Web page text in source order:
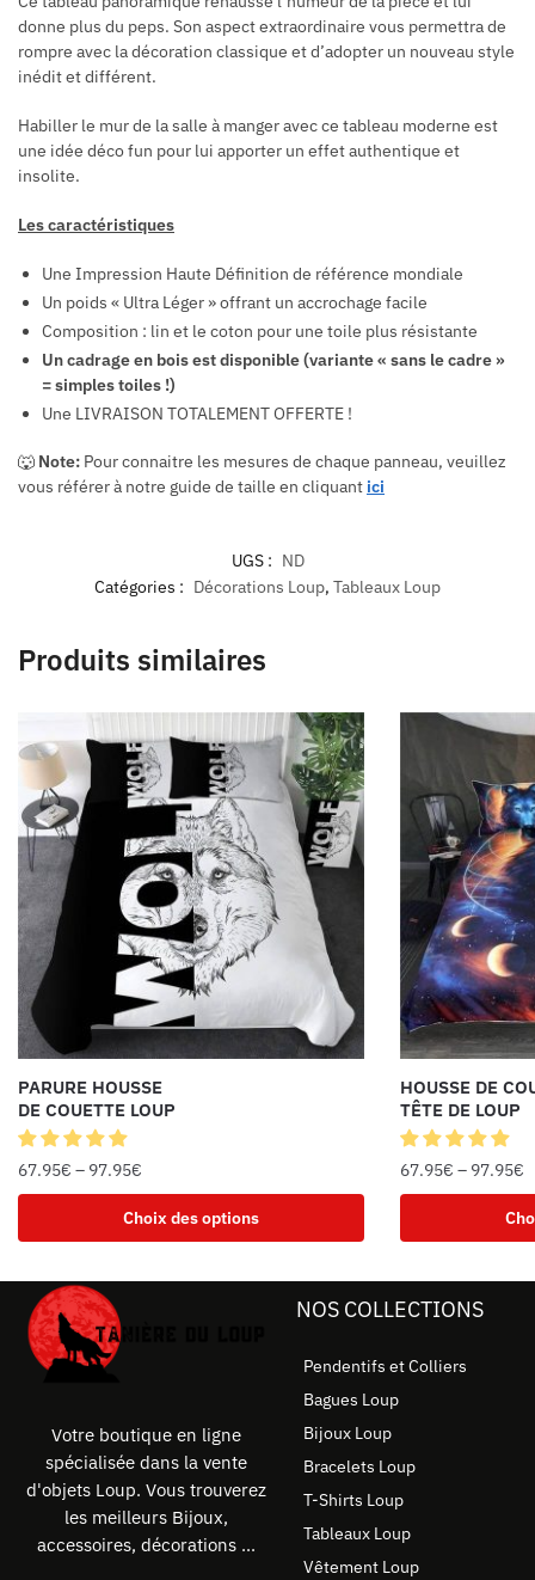
donne plus du peps. Son aspect extraordinaire vous permettra de
rompre avec la décoration classique et d’adopter un nouveau style
inédit et différent.
Habiller le mur de la salle à manger avec ce tableau moderne est
une idée déco fun pour lui apporter un effet authentique et
insolite.
Les caractéristiques
Une Impression Haute Définition de référence mondiale
Un poids « Ultra Léger » offrant un accrochage facile
Composition : lin et le coton pour une toile plus résistante
Un cadrage en bois est disponible (variante « sans le cadre »
= simples toiles !)
Une LIVRAISON TOTALEMENT OFFERTE !
🐺 Note: Pour connaitre les mesures de chaque panneau, veuillez
vous référer à notre guide de taille en cliquant ici
UGS : ND
Catégories : Décorations Loup, Tableaux Loup
Produits similaires
PARURE HOUSSE
DE COUETTE LOUP
67.95€ – 97.95€
Choix des options
HOUSSE DE
TÊTE DE LOUP
67.95€ – 97.95€
Votre boutique en ligne
spécialisée dans la vente
d'objets Loup. Vous trouverez
les meilleurs Bijoux,
accessoires, décorations ...
NOS COLLECTIONS
Pendentifs et Colliers
Bagues Loup
Bijoux Loup
Bracelets Loup
T-Shirts Loup
Tableaux Loup
Vêtement Loup